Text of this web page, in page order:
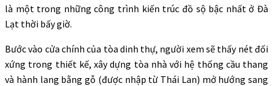
là một trong những công trình kiến trúc đồ sộ bậc nhất ở Đà
Lạt thời bấy giờ.
Bước vào cửa chính của tòa dinh thự, người xem sẽ thấy nét đối
xứng trong thiết kế, xây dựng tòa nhà với hệ thống cầu thang
và hành lang bằng gỗ (được nhập từ Thái Lan) mở hướng sang